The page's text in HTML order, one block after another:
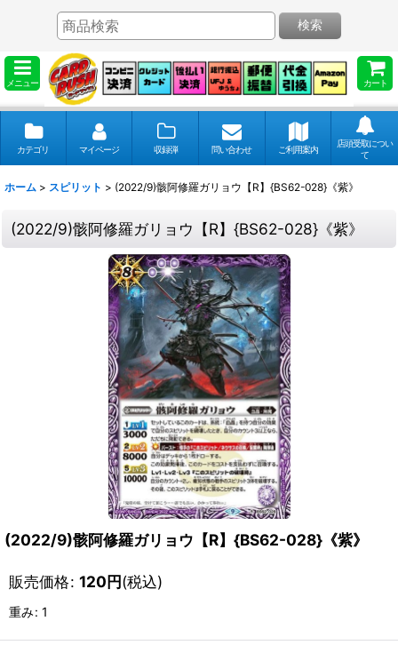
メニュー カート
検索
カテゴリ マイページ 収録弾 問い合わせ ご利用案内
店頭受取につい
て
ホーム > スピリット > (2022/9)骸阿修羅ガリョウ【R】{BS62-028}《紫》
(2022/9)骸阿修羅ガリョウ【R】{BS62-028}《紫》
(2022/9)骸阿修羅ガリョウ【R】{BS62-028}《紫》
販売価格: 120円(税込)
重み: 1